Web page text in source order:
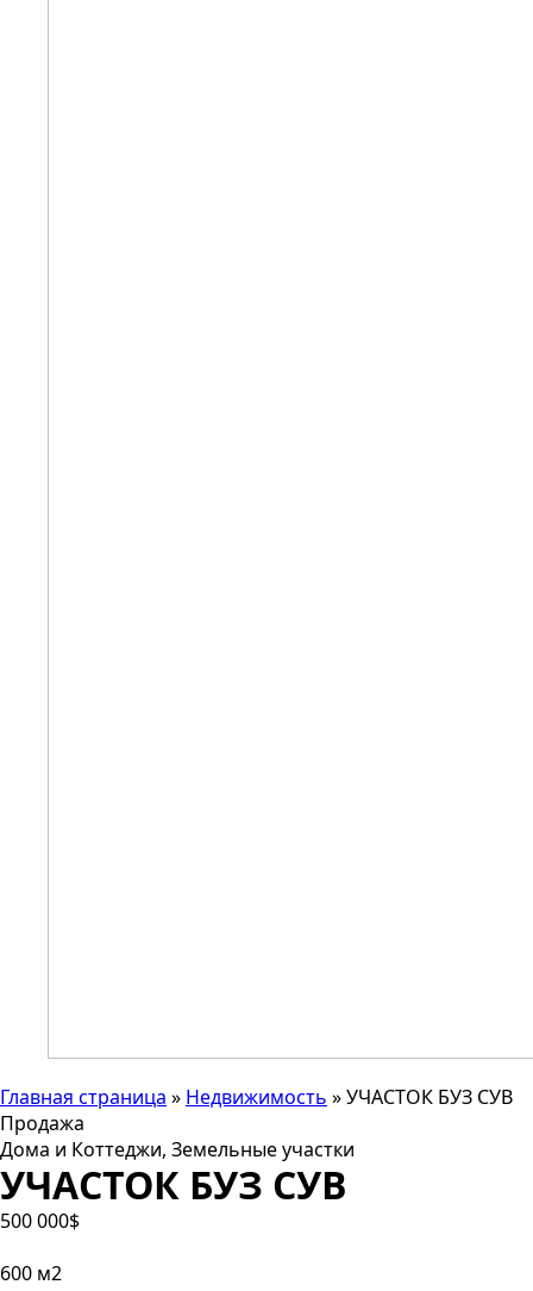
Главная страница » Недвижимость »УЧАСТОК БУЗ СУВ
Продажа
Дома и Коттеджи, Земельные участки
УЧАСТОК БУЗ СУВ
500 000$
600 м2